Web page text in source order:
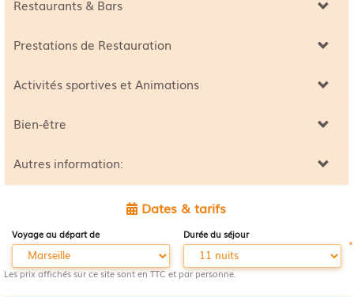
Restaurants & Bars
Prestations de Restauration
Activités sportives et Animations
Bien-être
Autres information:
Dates & tarifs
Voyage au départ de
Durée du séjour
*
Les prix affichés sur ce site sont en TTC et par personne.